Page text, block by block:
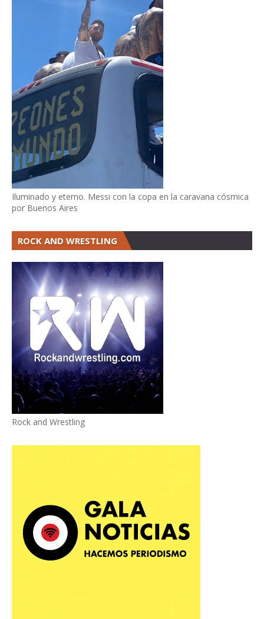
Iluminado y eterno. Messi con la copa en la caravana cósmica
por Buenos Aires
ROCK AND WRESTLING
Rock and Wrestling